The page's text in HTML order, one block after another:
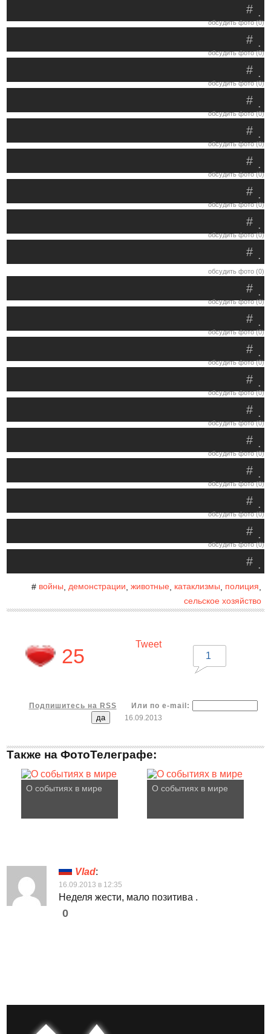
.
#
обсудить фото (0)
.
#
обсудить фото (0)
.
#
обсудить фото (0)
.
#
обсудить фото (0)
.
#
обсудить фото (0)
.
#
обсудить фото (0)
.
#
обсудить фото (0)
.
#
обсудить фото (0)
.
#
обсудить фото (0)
.
#
обсудить фото (0)
.
#
обсудить фото (0)
.
#
обсудить фото (0)
.
#
обсудить фото (0)
.
#
обсудить фото (0)
.
#
обсудить фото (0)
.
#
обсудить фото (0)
.
#
обсудить фото (0)
.
#
обсудить фото (0)
.
#
# войны демонстрации животные, катаклизмы полиция
сельское хозяйство
25
Tweet
1
Подпишитесь на RSS
Или по e-mail:
16.09.2013
Также на ФотоТелеграфе:
О событиях в мире О событиях в мире
Vlad:
16.09.2013 в 12:35
Неделя жести, мало позитива .
0